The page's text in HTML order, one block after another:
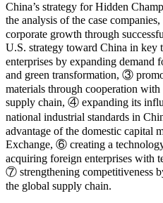
China’s strategy for Hidden
the analysis of the case
corporate growth through
U.S. strategy toward China in
enterprises by expanding
and green transformation, ③
materials through cooperation
supply chain, ④ expanding its
national industrial standards in
advantage of the domestic capital
Exchange, ⑥ creating a
acquiring foreign enterprises with
⑦ strengthening competitiveness
the global supply chain.